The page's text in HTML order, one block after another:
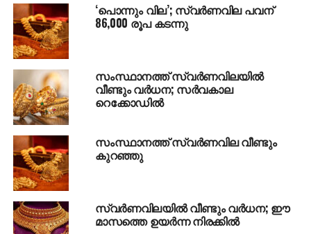
‘പൊന്നും വില’; സ്വര്‍ണവില പവന്
86,000 രൂപ കടന്നു
സംസ്ഥാനത്ത് സ്വര്‍ണവിലയില്‍
വീണ്ടും വര്‍ധന; സർവകാല
റെക്കോഡിൽ
സംസ്ഥാനത്ത് സ്വര്‍ണവില വീണ്ടും
കുറഞ്ഞു
സ്വര്‍ണവിലയില്‍ വീണ്ടും വര്‍ധന; ഈ
മാസത്തെ ഉയര്‍ന്ന നിരക്കില്‍